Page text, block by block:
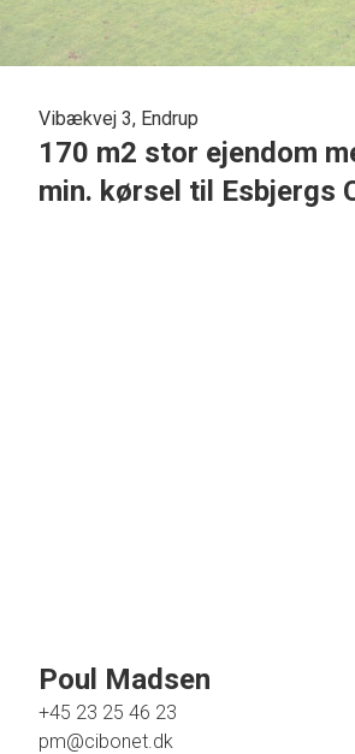
Vibækvej 3, Endrup
170 m2 stor ejendom
min. kørsel til Esbjergs
Poul Madsen
+45 23 25 46 23
pm@cibonet.dk